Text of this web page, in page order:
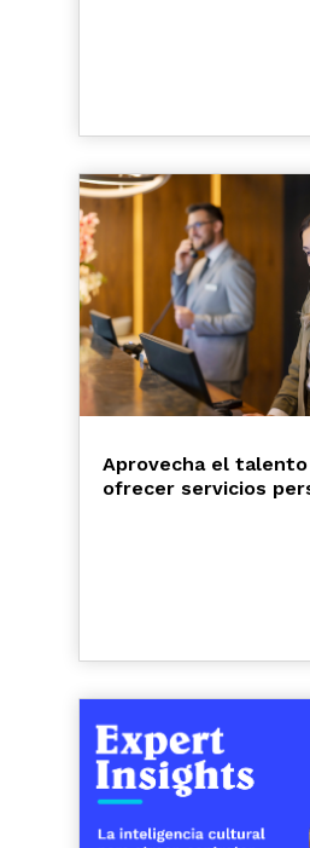
Aprovecha el
ofrecer servicios